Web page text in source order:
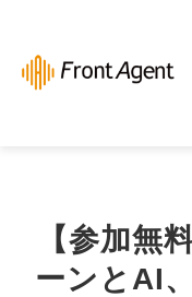
【参加無
ーンとAI